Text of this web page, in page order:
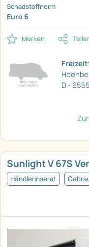
Schadstoffnorm
Euro 6
Merken
D -
Sunlight V 67S
Händlerinserat